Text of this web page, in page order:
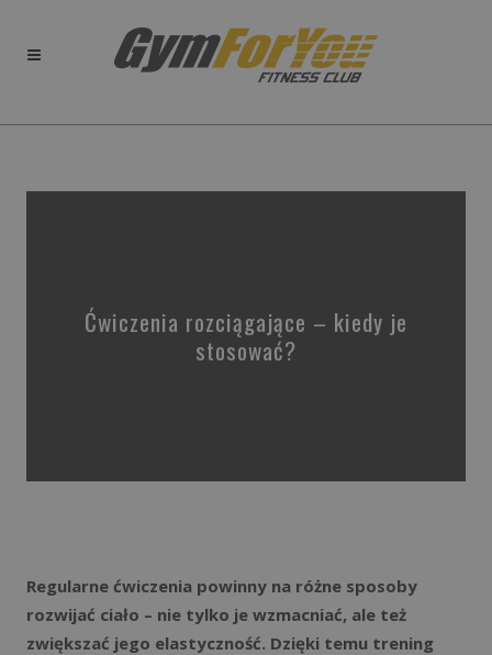
Ćwiczenia rozciągające – kiedy je
stosować?
Regularne ćwiczenia powinny na różne sposoby
rozwijać ciało – nie tylko je wzmacniać, ale też
zwiększać jego elastyczność. Dzięki temu trening